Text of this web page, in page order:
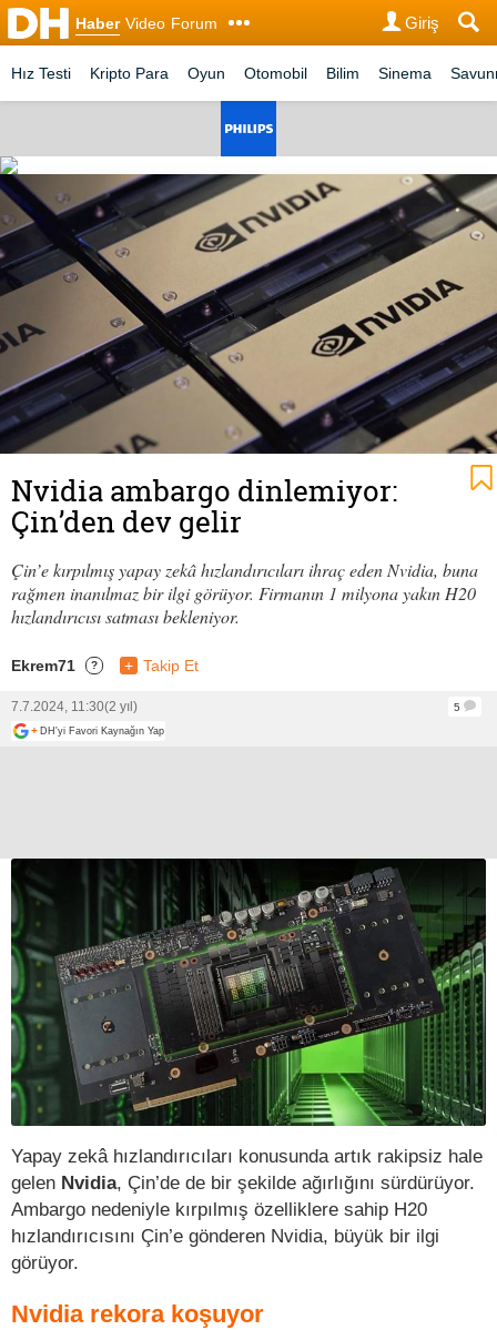
Haber Video Forum Giriş
Hız Testi Kripto Para Oyun Otomobil Bilim Sinema
Nvidia ambargo dinlemiyor:
Çin’den dev gelir
Çin’e kırpılmış yapay zekâ hızlandırıcıları ihraç eden Nvidia, buna
rağmen inanılmaz bir ilgi görüyor. Firmanın 1 milyona yakın H20
hızlandırıcısı satması bekleniyor.
Ekrem71 ? + Takip Et
7.7.2024, 11:30(2 yıl)
5
+ DH'yi Favori Kaynağın Yap
Yapay zekâ hızlandırıcıları konusunda artık rakipsiz hale
gelen Nvidia, Çin’de de bir şekilde ağırlığını sürdürüyor.
Ambargo nedeniyle kırpılmış özelliklere sahip H20
hızlandırıcısını Çin’e gönderen Nvidia, büyük bir ilgi
görüyor.
Nvidia rekora koşuyor